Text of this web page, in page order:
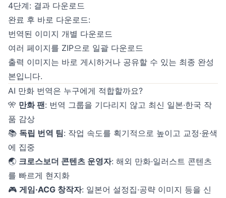
4단계: 결과 다운로드
완료 후 바로 다운로드:
번역된 이미지 개별 다운로드
여러 페이지를 ZIP으로 일괄 다운로드
출력 이미지는 바로 게시하거나 공유할 수 있는 최종 완성
본입니다.
AI 만화 번역은 누구에게 적합할까요?
🎌 만화 팬: 번역 그룹을 기다리지 않고 최신 일본·한국 작
품 감상
📚 독립 번역 팀: 작업 속도를 획기적으로 높이고 교정·윤색
에 집중
🌏 크로스보더 콘텐츠 운영자: 해외 만화·일러스트 콘텐츠
를 빠르게 현지화
🎮 게임·ACG 창작자: 일본어 설정집·공략 이미지 등을 신